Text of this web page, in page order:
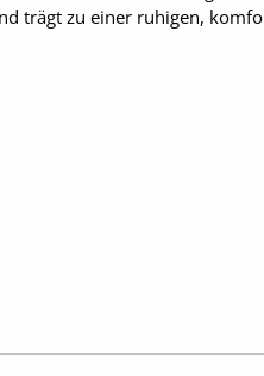
trägt zu einer ruhigen,